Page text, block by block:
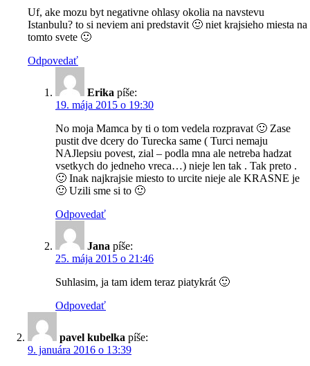
Uf, ake mozu byt negativne ohlasy okolia na navstevu
Istanbulu? to si neviem ani predstavit 🙂 niet krajsieho miesta na
tomto svete 🙂
Odpovedať
Erika píše:
19. mája 2015 o 19:30
No moja Mamca by ti o tom vedela rozpravat 🙂 Zase
pustit dve dcery do Turecka same ( Turci nemaju
NAJlepsiu povest, zial – podla mna ale netreba hadzat
vsetkych do jedneho vreca…) nieje len tak . Tak preto .
🙂 Inak najkrajsie miesto to urcite nieje ale KRASNE je
🙂 Uzili sme si to 🙂
Odpovedať
Jana píše:
25. mája 2015 o 21:46
Suhlasim, ja tam idem teraz piatykrát 🙂
Odpovedať
pavel kubelka píše:
9. januára 2016 o 13:39